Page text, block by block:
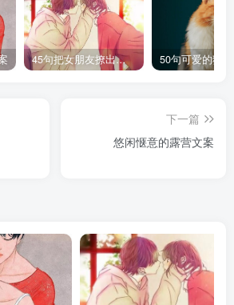
45句把女朋友撩出水的句子 50句可爱的猫
下一篇
悠闲惬意的露营文案